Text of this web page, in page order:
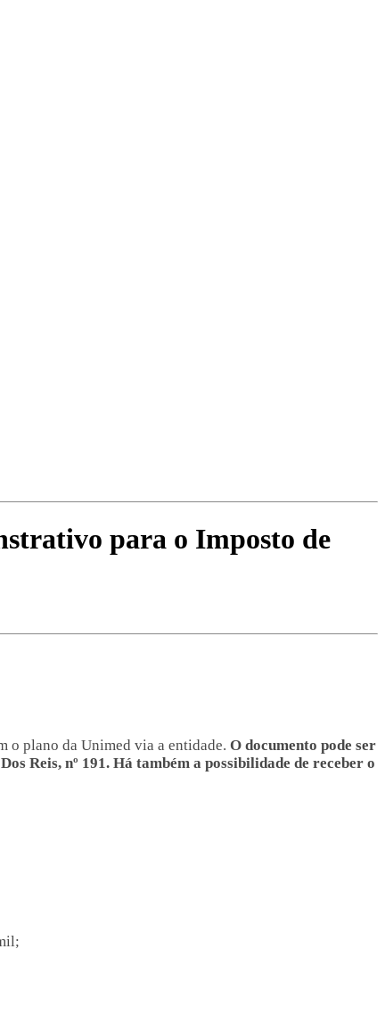
para o Imposto de
o plano da Unimed via a entidade. O documento pode ser
Reis, nº 191. Há também a possibilidade de receber o